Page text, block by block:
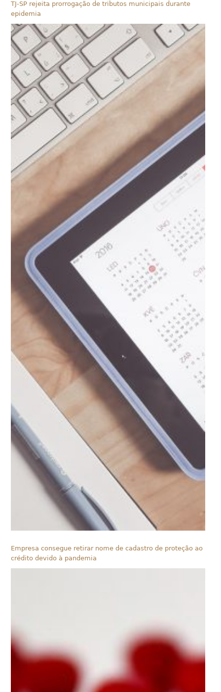
TJ-SP rejeita prorrogação de tributos municipais durante
epidemia
Empresa consegue retirar nome de cadastro de proteção ao
crédito devido à pandemia